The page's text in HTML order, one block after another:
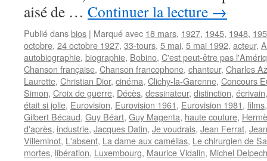
aisé de … Continuer la lecture →
Publié dansbios | Marqué avec 18 mars, 1927, 1945, 1948,
octobre, 24 octobre 1927, 33-tours, 5 mai, 5 mai 1992, acteur,
autobiographie, biographie, Bobino, C'est peut-être pas
Chanson française, Chanson francophone, chanteur, Charles
Laurette, Christian Dior, cinéma, Clichy-la-Garenne, Concours
Simon, Croix de guerre, Décès, dessinateur, distinction, écrivain
était si jolie, Eurovision, Eurovision 1961, Eurovision 1981, films
Gilbert Bécaud, Guy Béart, Guy Magenta, haute couture,
d'après, industrie, Jacques Datin, Je voudrais, Jean Ferrat,
Villeminot, L'absent, La dame aux camélias, Le chirurgien de
mortes, libération, Luxembourg, Maurice Vidalin, Michel Delpech